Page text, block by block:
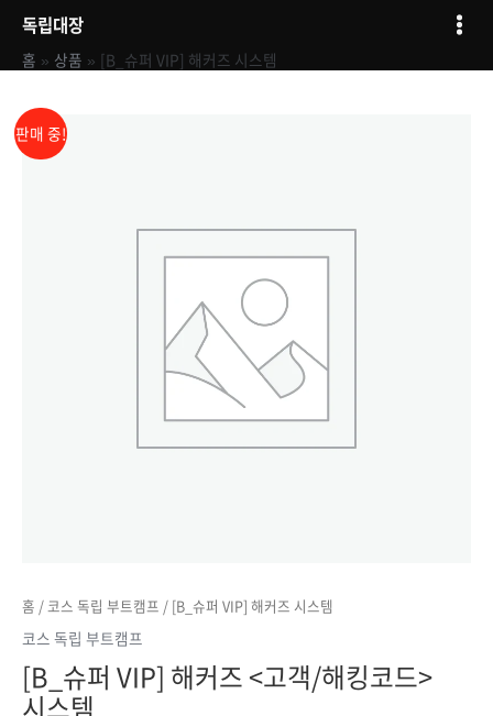
콘텐츠로
건너뛰기
독립대장
홈 상품 [B_슈퍼 VIP] 해커즈 시스템
판매 중!
홈 / 코스 독립 부트캠프 / [B_슈퍼 VIP] 해커즈 시스템
코스 독립 부트캠프
[B_슈퍼 VIP] 해커즈 <고객/해킹코드>
시스템
[B_
슈퍼